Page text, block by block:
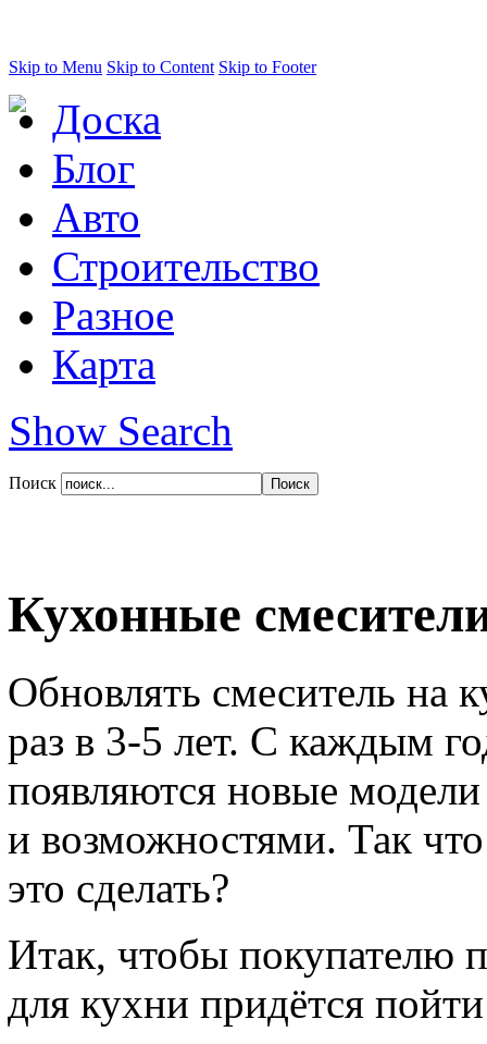
Skip to Menu Skip to Content Skip to Footer
Доска
Блог
Авто
Строительство
Разное
Карта
Show Search
Поиск
Кухонные
Обновлять смеситель на
раз в 3-5 лет. С каждым
появляются новые
и возможностями. Так
это сделать?
Итак, чтобы покупателю
для кухни придётся